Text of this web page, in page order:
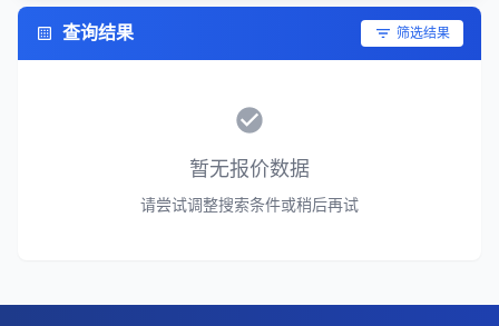
查询结果 筛选结果
暂无报价数据
请尝试调整搜索条件或稍后再试